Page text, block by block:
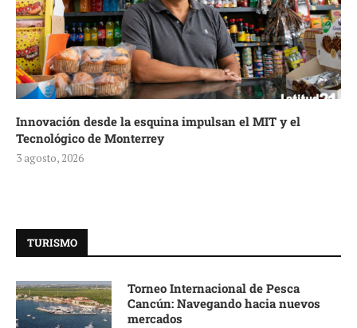
Innovación desde la esquina impulsan el MIT y el
Tecnológico de Monterrey
3 agosto, 2026
TURISMO
Torneo Internacional de Pesca
Cancún: Navegando hacia nuevos
mercados